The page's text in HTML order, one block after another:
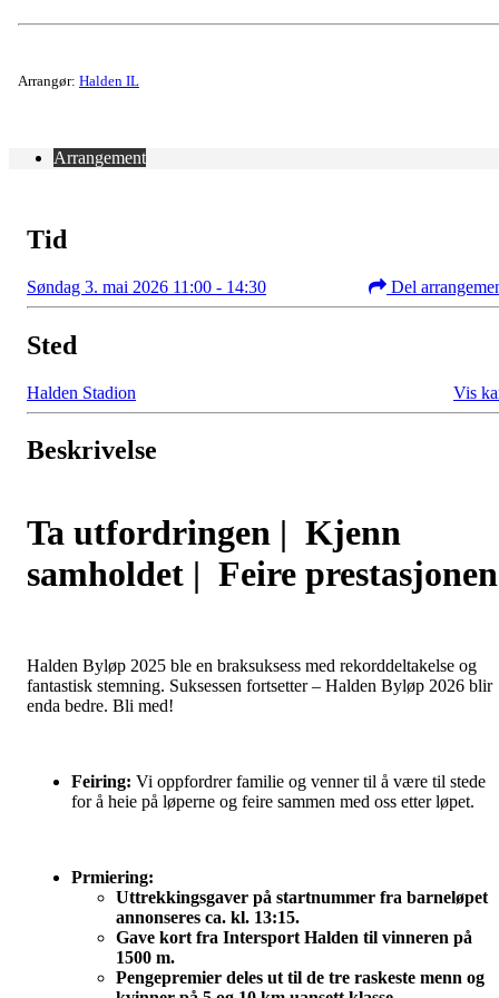
Arrangør: Halden IL
Arrangement
Tid
Søndag 3. mai 2026 11:00 - 14:30 Del
Sted
Halden Stadion Vis
Beskrivelse
Ta utfordringen | Kjenn
samholdet | Feire prestasjonen
Halden Byløp 2025 ble en braksuksess med rekorddeltakelse og
fantastisk stemning. Suksessen fortsetter – Halden Byløp 2026 blir
enda bedre. Bli med!
Feiring: Vi oppfordrer familie og venner til å være til stede
for å heie på løperne og feire sammen med oss etter løpet.
Prmiering:
Uttrekkingsgaver på startnummer fra barneløpet
annonseres ca. kl. 13:15.
Gave kort fra Intersport Halden til vinneren på
1500 m.
Pengepremier deles ut til de tre raskeste menn og